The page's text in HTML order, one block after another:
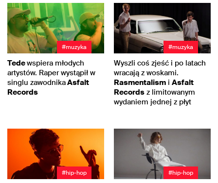
#muzyka
Tedewspiera młodych
artystów. Raper wystąpił w
singlu zawodnikaAsfalt
Records
#muzyka
Wyszli coś zjeść i po latach
wracają z woskami.
Rasmentalism i Asfalt
Records z limitowanym
wydaniem jednej z płyt
#hip-hop #hip-hop